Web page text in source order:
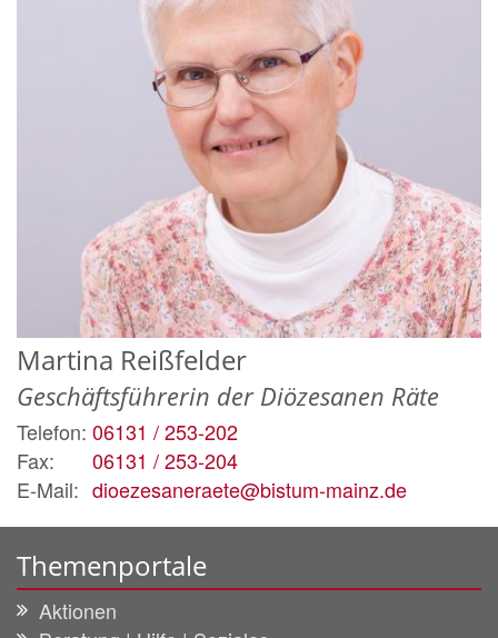
Martina Reißfelder
Geschäftsführerin der Diözesanen Räte
Telefon: 06131 / 253-202
Fax:
06131 / 253-204
E-Mail: dioezesaneraete@bistum-mainz.de
Themenportale
Aktionen